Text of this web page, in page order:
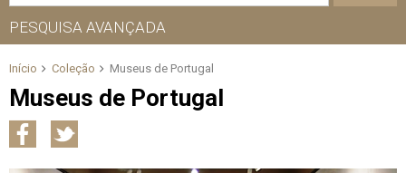
PESQUISA AVANÇADA
Início Coleção Museus de Portugal
Museus de Portugal